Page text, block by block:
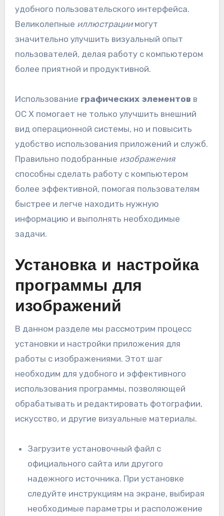
удобного пользовательского интерфейса.
Великолепные иллюстрациимогут
значительно улучшить визуальный опыт
пользователей, делая работу с компьютером
более приятной и продуктивной.
Использование графических элементов в
ОС X помогает не только улучшить внешний
вид операционной системы, но и повысить
удобство использования приложений и служб.
Правильно подобранные изображения
способны сделать работу с компьютером
более эффективной, помогая пользователям
быстрее и легче находить нужную
информацию и выполнять необходимые
задачи.
Установка и настройка
программы для
изображений
В данном разделе мы рассмотрим процесс
установки и настройки приложения для
работы с изображениями. Этот шаг
необходим для удобного и эффективного
использования программы, позволяющей
обрабатывать и редактировать фотографии,
искусство, и другие визуальные материалы.
Загрузите установочный файл с
официального сайта или другого
надежного источника. При установке
следуйте инструкциям на экране, выбирая
необходимые параметры и расположение